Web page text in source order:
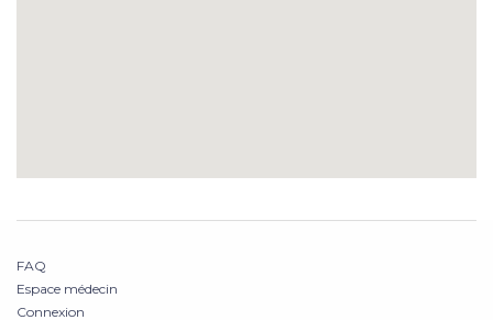
FAQ
Espace médecin
Connexion